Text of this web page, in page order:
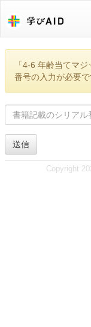
「4-6 年齢当てマ
番号の入力が必要で
送信
Copyright